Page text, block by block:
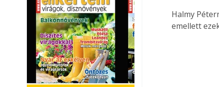
Halmy
emellett